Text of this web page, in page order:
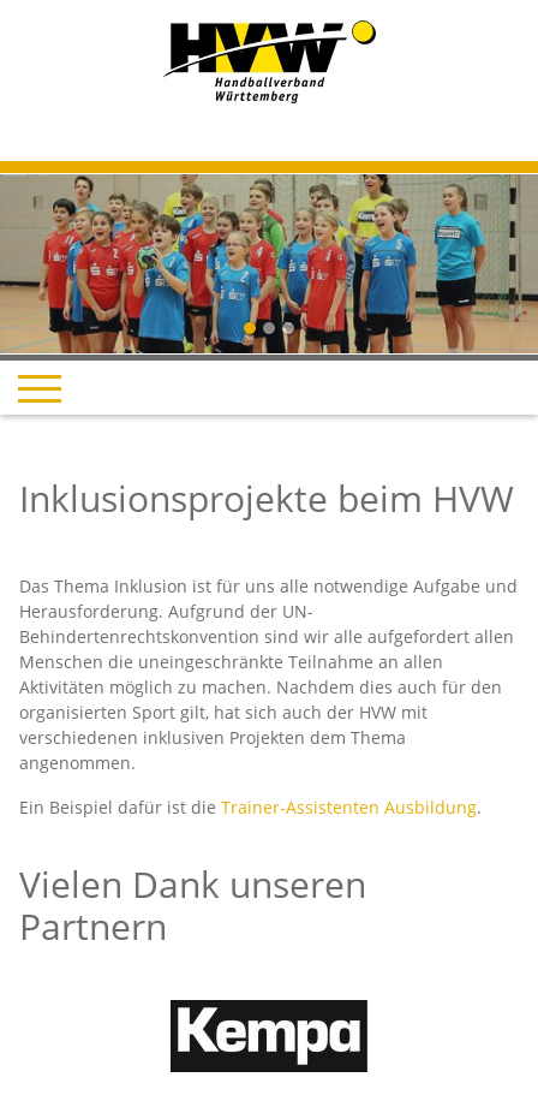
Inklusionsprojekte beim HVW
Das Thema Inklusion ist für uns alle notwendige Aufgabe und
Herausforderung. Aufgrund der UN-
Behindertenrechtskonvention sind wir alle aufgefordert allen
Menschen die uneingeschränkte Teilnahme an allen
Aktivitäten möglich zu machen. Nachdem dies auch für den
organisierten Sport gilt, hat sich auch der HVW mit
verschiedenen inklusiven Projekten dem Thema
angenommen.
Ein Beispiel dafür ist die Trainer-Assistenten Ausbildung.
Vielen Dank unseren
Partnern